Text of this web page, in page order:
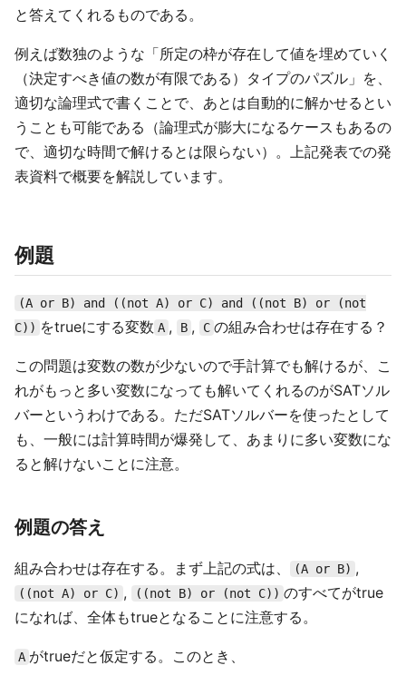
と答えてくれるものである。
例えば数独のような「所定の枠が存在して値を埋めていく
（決定すべき値の数が有限である）タイプのパズル」を、
適切な論理式で書くことで、あとは自動的に解かせるとい
うことも可能である（論理式が膨大になるケースもあるの
で、適切な時間で解けるとは限らない）。上記発表での発
表資料で概要を解説しています。
例題
(A or B) and ((not A) or C) and ((not B) or (not
C)) をtrueにする変数 A , B , C の組み合わせは存在する？
この問題は変数の数が少ないので手計算でも解けるが、こ
れがもっと多い変数になっても解いてくれるのがSATソル
バーというわけである。ただSATソルバーを使ったとして
も、一般には計算時間が爆発して、あまりに多い変数にな
ると解けないことに注意。
例題の答え
組み合わせは存在する。まず上記の式は、 (A or B) ,
((not A) or C) , ((not B) or (not C)) のすべてがtrue
になれば、全体もtrueとなることに注意する。
A がtrueだと仮定する。このとき、